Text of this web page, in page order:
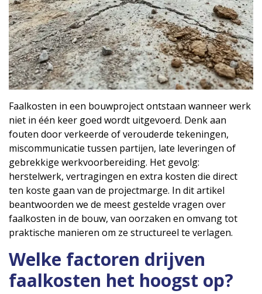
Faalkosten in een bouwproject ontstaan wanneer werk
niet in één keer goed wordt uitgevoerd. Denk aan
fouten door verkeerde of verouderde tekeningen,
miscommunicatie tussen partijen, late leveringen of
gebrekkige werkvoorbereiding. Het gevolg:
herstelwerk, vertragingen en extra kosten die direct
ten koste gaan van de projectmarge. In dit artikel
beantwoorden we de meest gestelde vragen over
faalkosten in de bouw, van oorzaken en omvang tot
praktische manieren om ze structureel te verlagen.
Welke factoren drijven
faalkosten het hoogst op?